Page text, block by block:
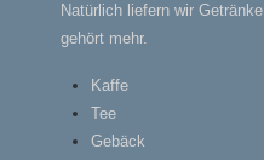
Natürlich liefern wir
gehört mehr.
Kaffe
Tee
Gebäck